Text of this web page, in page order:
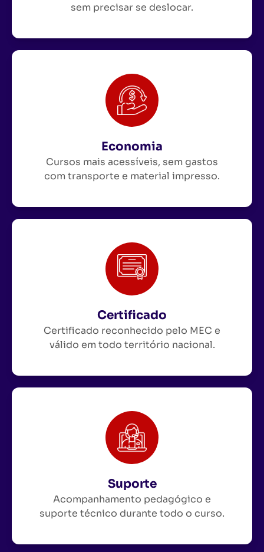
sem precisar se deslocar.
Economia
Cursos mais acessíveis, sem gastos
com transporte e material impresso.
Certificado
Certificado reconhecido pelo MEC e
válido em todo território nacional.
Suporte
Acompanhamento pedagógico e
suporte técnico durante todo o curso.